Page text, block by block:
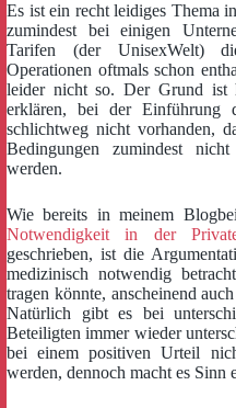
Es ist ein recht leidiges Thema
zumindest bei einigen
Tarifen (der UnisexWelt)
Operationen oftmals schon
leider nicht so. Der Grund ist
erklären, bei der Einführung
schlichtweg nicht vorhanden,
Bedingungen zumindest
werden.
Wie bereits in meinem
Notwendigkeit in der
geschrieben, ist die
medizinisch notwendig
tragen könnte, anscheinend
Natürlich gibt es bei
Beteiligten immer wieder
bei einem positiven Urteil
werden, dennoch macht es Sinn